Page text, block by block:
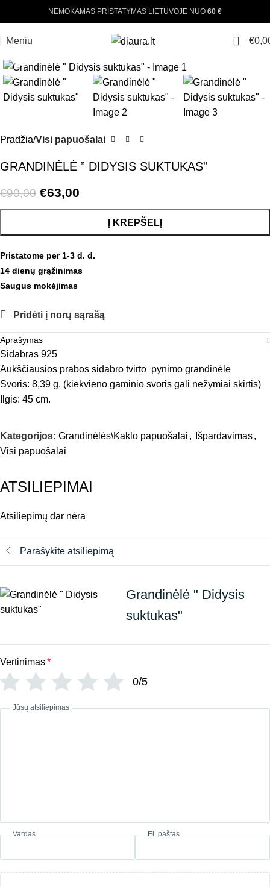
NEMOKAMAS PRISTATYMAS LIETUVOJE NUO 60 €
Meniu 0 €
-30%
Pradžia Visi papuošalai
GRANDINĖLĖ ” DIDYSIS SUKTUKAS”
€90,00 €63,00
Į KREPŠELĮ
Pristatome per 1-3 d. d.
14 dienų grąžinimas
Saugus mokėjimas
Pridėti į norų sąrašą
Aprašymas
Sidabras 925
Aukščiausios prabos sidabro tvirto pynimo grandinėlė
Svoris: 8,39 g. (kiekvieno gaminio svoris gali nežymiai skirtis)
Ilgis: 45 cm.
Kategorijos: Grandinėlės\Kaklo papuošalai , Išpardavimas,
Visi papuošalai
ATSILIEPIMAI
Atsiliepimų dar nėra
Parašykite atsiliepimą
Grandinėlė " Didysis
suktukas"
Vertinimas*
0/5
Jūsų atsiliepimas
Vardas El. paštas